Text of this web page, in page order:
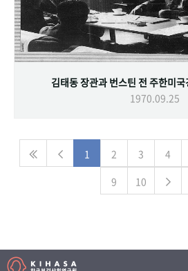
김태동 장관과 번스틴 전 주한미
1970.09.25
1 2 3 4
9
10